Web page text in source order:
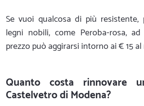
Se vuoi qualcosa di più
legni nobili, come Peroba-rosa,
prezzo può aggirarsi intorno ai € 15
Quanto costa rinnovare
Castelvetro di Modena?